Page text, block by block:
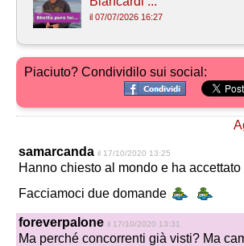
il 07/07/2026 16:27
Piaciuto? Condividilo sui social:
samarcanda il 17/10/2020 13:25
Hanno chiesto al mondo e ha
Facciamoci due domande
foreverpalone il 17/10/2020 13:31
Ma perché concorrenti già visti? Ma